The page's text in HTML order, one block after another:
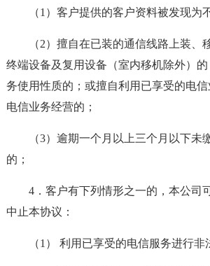
（1）客户提供的客户资料被发现为
（2）擅自在已装的通信线路上装、
终端设备及复用设备（室内移机除外）
务使用性质的；或擅自利用已享受的电
电信业务经营的；
（3）逾期一个月以上三个月以下未
的；
4．客户有下列情形之一的，本公司
中止本协议：
（1） 利用已享受的电信服务进行非